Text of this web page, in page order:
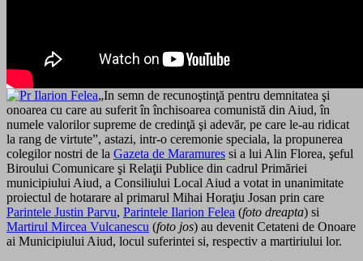
„In semn de recunoştinţă pentru demnitatea şi
onoarea cu care au suferit în închisoarea comunistă din Aiud, în
numele valorilor supreme de credinţă şi adevăr, pe care le-au ridicat
la rang de virtute”, astazi, intr-o ceremonie speciala, la propunerea
colegilor nostri de la Gazeta de Maramures si a lui Alin Florea, şeful
Biroului Comunicare şi Relaţii Publice din cadrul Primăriei
municipiului Aiud, a Consiliului Local Aiud a votat in unanimitate
proiectul de hotarare al primarul Mihai Horaţiu Josan prin care
Parintele Justin Parvu, Parintele Ilarion Felea (foto dreapta) si
Martirul Mircea Vulcanescu (foto jos) au devenit Cetateni de Onoare
ai Municipiului Aiud, locul suferintei si, respectiv a martiriului lor.